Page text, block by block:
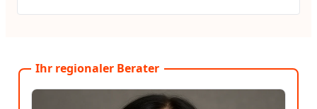
Ihr regionaler Berater